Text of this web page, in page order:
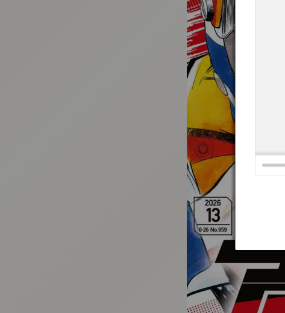
:692.15.692.26:t-vnqp.lunrzsdszk.vn.oi